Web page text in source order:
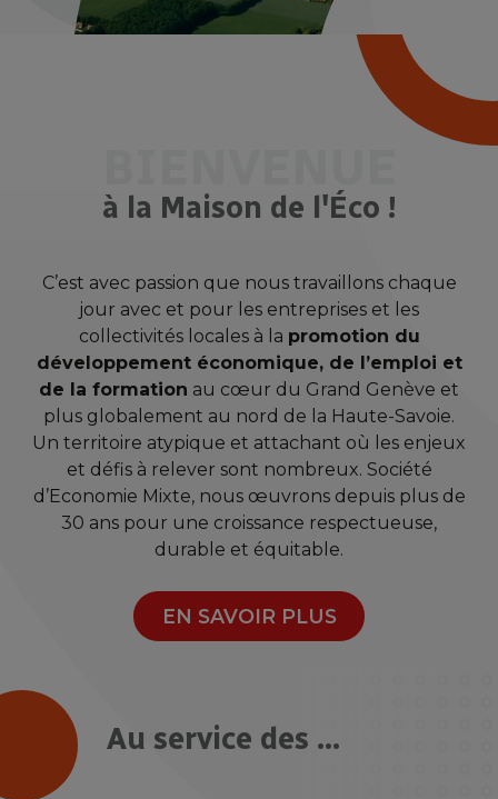
à la Maison de l'Éco !
C’est avec passion que nous travaillons chaque
jour avec et pour les entreprises et les
collectivités locales à la promotion du
développement économique, de l’emploi et
de la formation au cœur du Grand Genève et
plus globalement au nord de la Haute-Savoie.
Un territoire atypique et attachant où les enjeux
et défis à relever sont nombreux. Société
d’Economie Mixte, nous œuvrons depuis plus de
30 ans pour une croissance respectueuse,
durable et équitable.
EN SAVOIR PLUS
Au service des ...